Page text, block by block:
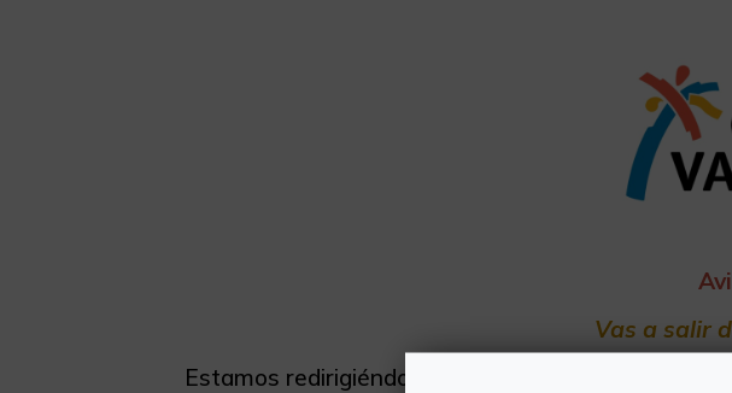
Vas a salir
Estamos redirigiéndote a la página de reserva.